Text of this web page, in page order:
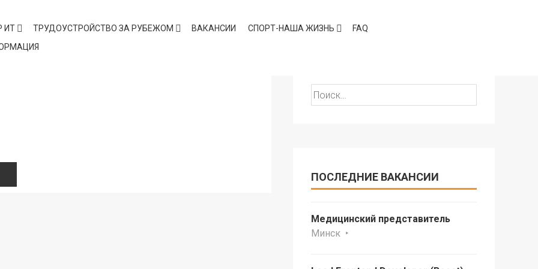
ИТ ТРУДОУСТРОЙСТВО ЗА РУБЕЖОМ ВАКАНСИИ СПОРТ-НАША ЖИЗНЬ
FAQ
Найти:
ПОСЛЕДНИЕ ВАКАНСИИ
Медицинский представитель
Минск